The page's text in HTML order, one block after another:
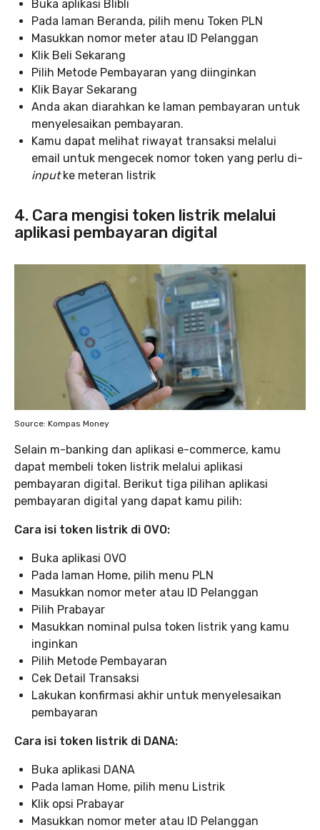
Buka aplikasi Blibli
Pada laman Beranda, pilih menu Token PLN
Masukkan nomor meter atau ID Pelanggan
Klik Beli Sekarang
Pilih Metode Pembayaran yang diinginkan
Klik Bayar Sekarang
Anda akan diarahkan ke laman pembayaran untuk
menyelesaikan pembayaran.
Kamu dapat melihat riwayat transaksi melalui
email untuk mengecek nomor token yang perlu di-
inputke meteran listrik
4. Cara mengisi token listrik melalui
aplikasi pembayaran digital
Source: Kompas Money
Selain m-banking dan aplikasi e-commerce, kamu
dapat membeli token listrik melalui aplikasi
pembayaran digital. Berikut tiga pilihan aplikasi
pembayaran digital yang dapat kamu pilih:
Cara isi token listrik di OVO:
Buka aplikasi OVO
Pada laman Home, pilih menu PLN
Masukkan nomor meter atau ID Pelanggan
Pilih Prabayar
Masukkan nominal pulsa token listrik yang kamu
inginkan
Pilih Metode Pembayaran
Cek Detail Transaksi
Lakukan konfirmasi akhir untuk menyelesaikan
pembayaran
Cara isi token listrik di DANA:
Buka aplikasi DANA
Pada laman Home, pilih menu Listrik
Klik opsi Prabayar
Masukkan nomor meter atau ID Pelanggan